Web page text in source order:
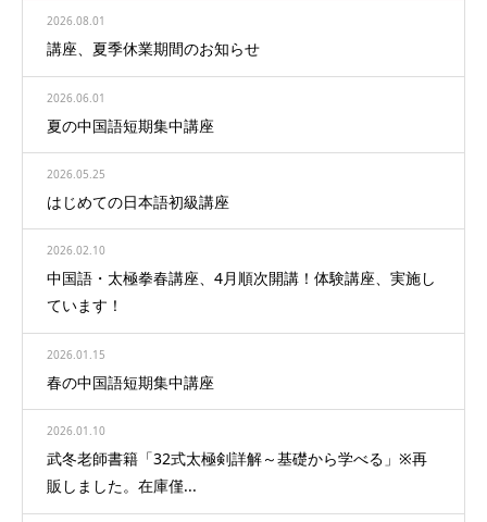
2026.08.01
講座、夏季休業期間のお知らせ
2026.06.01
夏の中国語短期集中講座
2026.05.25
はじめての日本語初級講座
2026.02.10
中国語・太極拳春講座、4月順次開講！体験講座、実施し
ています！
2026.01.15
春の中国語短期集中講座
2026.01.10
武冬老師書籍「32式太極剣詳解～基礎から学べる」※再
販しました。在庫僅...